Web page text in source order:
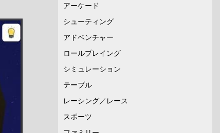
アーケード
シューティング
アドベンチャー
ロールプレイング
シミュレーション
テーブル
レーシング／レース
スポーツ